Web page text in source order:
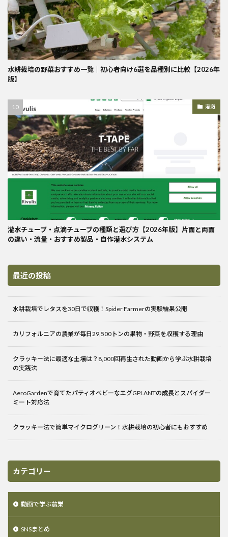
水耕栽培の野菜おすすめ一覧｜初心者向け6選を品種別に比較【2026年
版】
灌漑
灌水チューブ・点滴チューブの種類と選び方【2026年版】片面と両面
の違い・流量・おすすめ製品・自作灌水システム
最近の投稿
水耕栽培でレタスを30日で収穫！Spider Farmerの実験結果公開
カリフォルニアの農業が毎日29,500トンの果物・野菜を収穫する理由
クラッキー法に最適な土壌は？8,000回再生された動画から学ぶ水耕栽培
の実践法
AeroGardenで育てたパティオベビーなエグGPLANTの成長とスパイダー
ミート対応法
クラッキー法で簡単マイクログリーン！水耕栽培の初心者にもおすすめ
カテゴリー
動画で学ぶ農業
SNSまとめ